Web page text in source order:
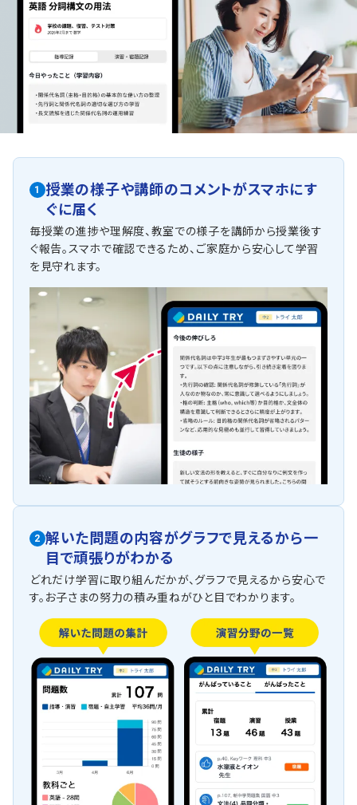
1
授業の様子や講師のコメントがスマホにす
ぐに届く
毎授業の進捗や理解度、教室での様子を講師から授業後す
ぐ報告。スマホで確認できるため、ご家庭から安心して学習
を見守れます。
2 解いた問題の内容がグラフで見えるから一
目で頑張りがわかる
どれだけ学習に取り組んだかが、グラフで見えるから安心で
す。お子さまの努力の積み重ねがひと目でわかります。